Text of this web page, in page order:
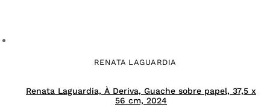
RENATA LAGUARDIA
Renata Laguardia, À Deriva, Guache sobre papel, 37,5 x
56 cm, 2024